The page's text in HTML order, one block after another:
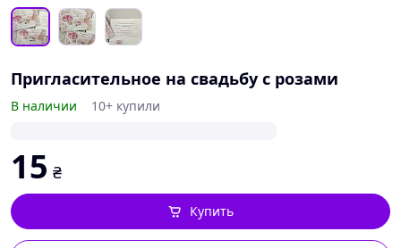
Пригласительное на свадьбу с розами
В наличии 10+ купили
15 ₴
Купить